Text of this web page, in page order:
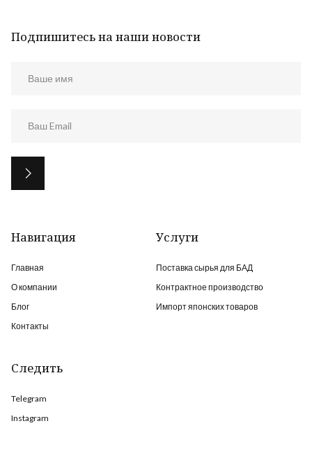
Подпишитесь на наши новости
Навигация
Главная
О компании
Блог
Контакты
Услуги
Поставка сырья для БАД
Контрактное производство
Импорт японских товаров
Следить
Telegram
Instagram